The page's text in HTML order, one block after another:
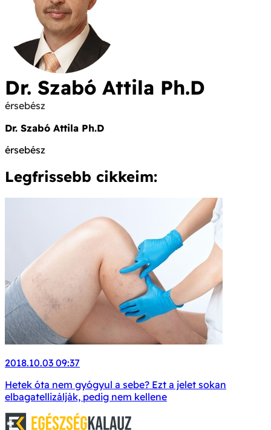
Dr. Szabó Attila Ph.D
érsebész
Dr. Szabó Attila Ph.D
érsebész
Legfrissebb cikkeim:
2018.10.03 09:37
Hetek óta nem gyógyul a sebe? Ezt a jelet sokan
elbagatellizálják, pedig nem kellene